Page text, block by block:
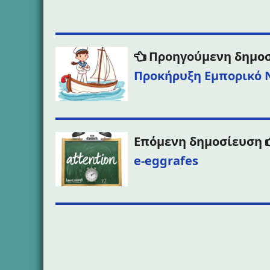
Πλοήγηση
άρθρων
Προηγούμενη
Προκήρυξη Εμπορικό
Επόμενη δημοσίευση
e-eggrafes